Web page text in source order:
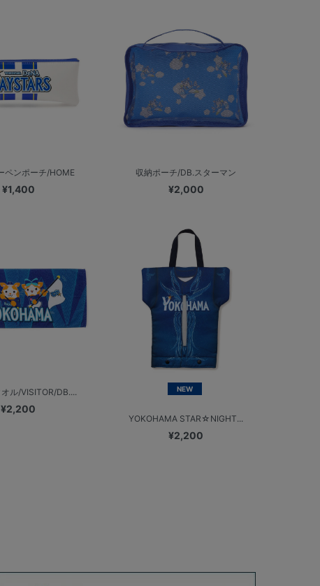
ペンポーチ/HOME
¥1,400
収納ポーチ/DB.スターマン
¥2,000
ル/VISITOR/DB....
¥2,200
NEW
YOKOHAMA STAR☆NIGHT...
¥2,200